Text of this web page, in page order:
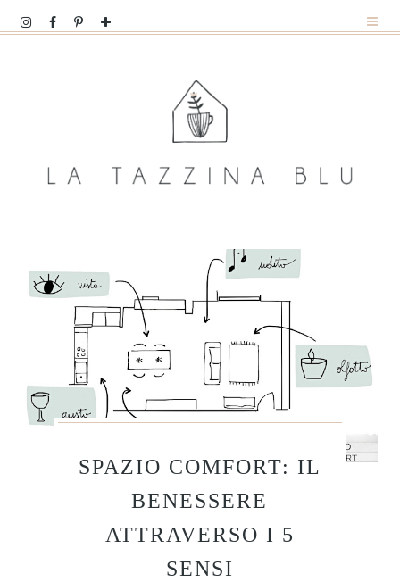
SPAZIO COMFORT: IL
BENESSERE
ATTRAVERSO I 5
SENSI